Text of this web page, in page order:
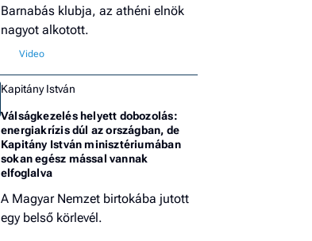
Barnabás klubja, az athéni elnök
nagyot alkotott.
Kapitány István
Válságkezelés helyett dobozolás:
energiakrízis dúl az országban, de
Kapitány István minisztériumában
sokan egész mással vannak
elfoglalva
A Magyar Nemzet birtokába jutott
egy belső körlevél.